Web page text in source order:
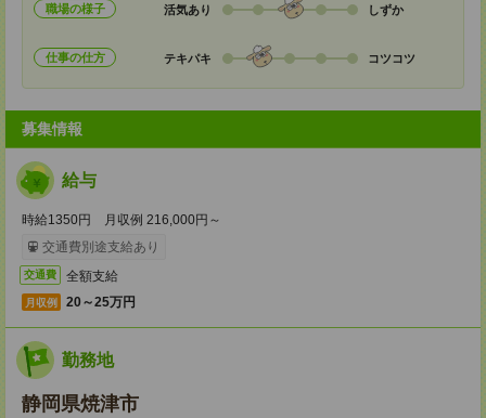
職場の様子 活気あり しずか
仕事の仕方 テキパキ コツコツ
募集情報
給与
時給1350円 月収例 216,000円～
交通費別途支給あり
交通費 全額支給
月収例 20～25万円
勤務地
静岡県焼津市